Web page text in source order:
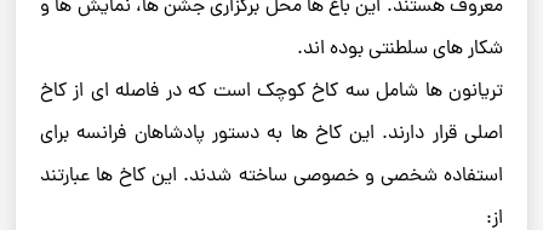
معروف هستند. این باغ ها محل برگزاری جشن ها، نمایش ها و
شکار های سلطنتی بوده اند.
تریانون ها شامل سه کاخ کوچک است که در فاصله ای از کاخ
اصلی قرار دارند. این کاخ ها به دستور پادشاهان فرانسه برای
استفاده شخصی و خصوصی ساخته شدند. این کاخ ها عبارتند
از: